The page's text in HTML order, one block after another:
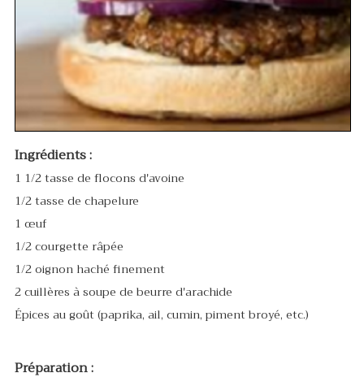
Ingrédients :
1 1/2 tasse de flocons d'avoine
1/2 tasse de chapelure
1 œuf
1/2 courgette râpée
1/2 oignon haché finement
2 cuillères à soupe de beurre d'arachide
Épices au goût (paprika, ail, cumin, piment broyé, etc.)
Préparation :